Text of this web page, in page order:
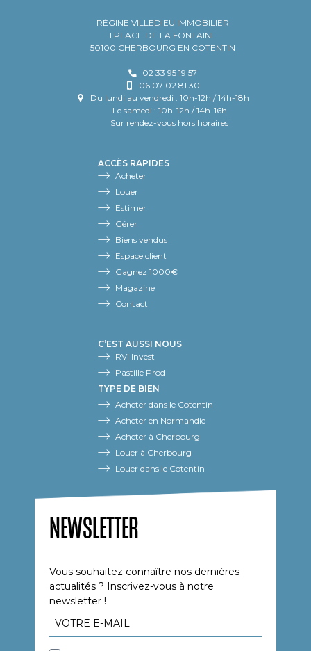
RÉGINE VILLEDIEU IMMOBILIER
1 PLACE DE LA FONTAINE
50100 CHERBOURG EN COTENTIN
02 33 95 19 57
06 07 02 81 30
Du lundi au vendredi : 10h-12h / 14h-18h
Le samedi : 10h-12h / 14h-16h
Sur rendez-vous hors horaires
ACCÈS RAPIDES
Acheter
Louer
Estimer
Gérer
Biens vendus
Espace client
Gagnez 1000€
Magazine
Contact
C’EST AUSSI NOUS
RVI Invest
Pastille Prod
TYPE DE BIEN
Acheter dans le Cotentin
Acheter en Normandie
Acheter à Cherbourg
Louer à Cherbourg
Louer dans le Cotentin
NEWSLETTER
Vous souhaitez connaître nos dernières
actualités ? Inscrivez-vous à notre
newsletter !